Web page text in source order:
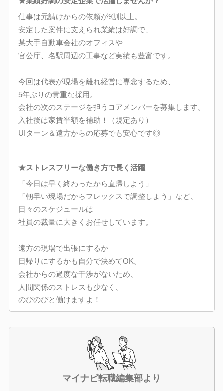
仕事は元請けからの依頼が9割以上。
安定した案件に支えられ業績は好調で、
某大手自動車会社のオフィスや
官公庁、名駅周辺の工事など実績も豊富です。
今回は代表が現場を離れ経営に専念するため、
5年ぶりの貴重な採用。
会社の次のステージを担うコアメンバーを募集します。
入社後は家賃半額を補助！（規定あり）
UIターン＆遠方からの応募でも安心です◎
★ストレスフリーな働き方で長く活躍
「今日は早く終わったから直帰しよう」
「朝早い現場だからフレックスで調整しよう」など、
日々のスケジュールは
社員の裁量に大きくお任せしています。
遠方の現場で出張にするか
日帰りにするかも自分で決めてOK。
会社からの過度な干渉がないため、
人間関係のストレスも少なく、
のびのびと働けますよ！
マイナビ転職編集部より